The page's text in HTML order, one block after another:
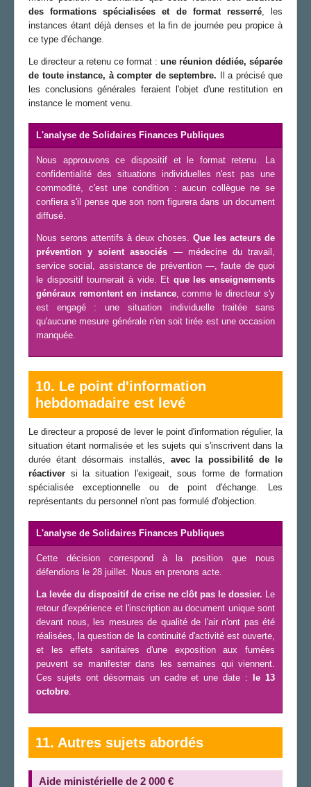
des formations spécialisées et de format resserré, les
instances étant déjà denses et la fin de journée peu propice à
ce type d'échange.
Le directeur a retenu ce format : une réunion dédiée, séparée
de toute instance, à compter de septembre. Il a précisé que
les conclusions générales feraient l'objet d'une restitution en
instance le moment venu.
L'analyse de Solidaires Finances Publiques
Nous approuvons ce dispositif et le format retenu. La
confidentialité des situations individuelles n'est pas une
commodité, c'est une condition : aucun collègue ne se
confiera s'il pense que son nom figurera dans un document
diffusé.
Nous serons attentifs à deux choses.Que les acteurs de
prévention y soient associés — médecine du travail,
service social, assistance de prévention —, faute de quoi
le dispositif tournerait à vide. Et que les enseignements
généraux remontent en instance, comme le directeur s'y
est engagé : une situation individuelle traitée sans
qu'aucune mesure générale n'en soit tirée est une occasion
manquée.
10. Le point d'information
hebdomadaire est levé
Le directeur a proposé de lever le point d'information régulier, la
situation étant normalisée et les sujets qui s'inscrivent dans la
durée étant désormais installés, avec la possibilité de le
réactiver si la situation l'exigeait, sous forme de formation
spécialisée exceptionnelle ou de point d'échange. Les
représentants du personnel n'ont pas formulé d'objection.
L'analyse de Solidaires Finances Publiques
Cette décision correspond à la position que nous
défendions le 28 juillet. Nous en prenons acte.
La levée du dispositif de crise ne clôt pas le dossier. Le
retour d'expérience et l'inscription au document unique sont
devant nous, les mesures de qualité de l'air n'ont pas été
réalisées, la question de la continuité d'activité est ouverte,
et les effets sanitaires d'une exposition aux fumées
peuvent se manifester dans les semaines qui viennent.
Ces sujets ont désormais un cadre et une date :
le 13
octobre.
11. Autres sujets abordés
Aide ministérielle de 2 000 €